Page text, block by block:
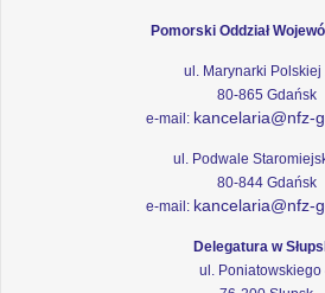
Pomorski Oddział
ul. Marynarki Polskiej
80-865 Gdańsk
e-mail: kancelaria@nfz-
ul. Podwale
80-844 Gdańsk
e-mail: kancelaria@nfz-
Delegatura w
ul. Poniatowskiego